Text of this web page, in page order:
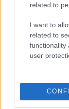
related to
I want to
related to
functionality
user